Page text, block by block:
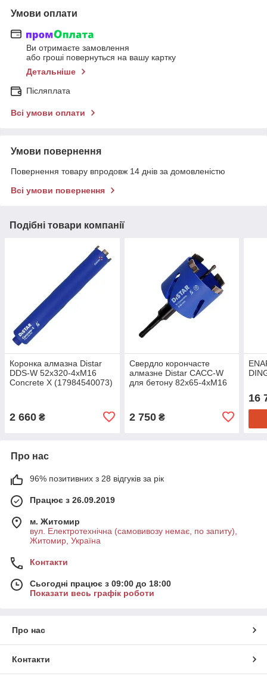
Умови оплати
Ви отримаєте замовлення
або гроші повернуться на вашу картку
Детальніше
Післяплата
Всі умови оплати
Умови повернення
Повернення товару впродовж 14 днів за домовленістю
Всі умови повернення
Подібні товари компанії
Коронка алмазна Distar
DDS-W 52x320-4xМ16
Concrete X (17984540073)
2 660 ₴
Свердло корончасте
алмазне Distar САСС-W
для бетону 82x65-4xМ16
2 750₴
16
Про нас
96% позитивних з 28 відгуків за рік
Працює з 26.09.2019
м. Житомир
вул. Електротехнічна (самовивозу немає, по запиту),
Житомир, Україна
Контакти
Сьогодні працює з 09:00 до 18:00
Показати весь графік роботи
Про нас
Контакти